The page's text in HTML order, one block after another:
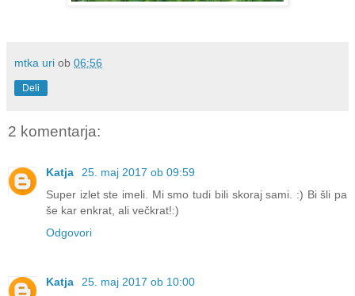
mtka uri ob 06:56
Deli
2 komentarja:
Katja
25. maj 2017 ob 09:59
Super izlet ste imeli. Mi smo tudi bili skoraj sami. :) Bi šli pa
še kar enkrat, ali večkrat!:)
Odgovori
Katja
25. maj 2017 ob 10:00